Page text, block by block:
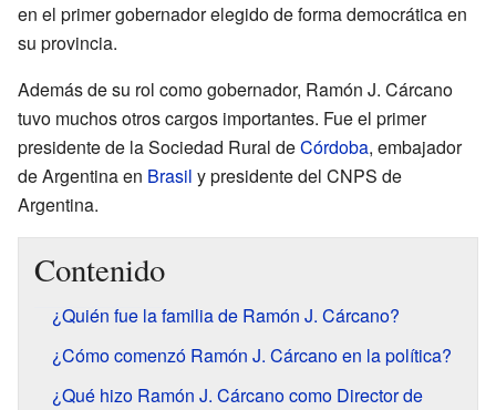
en el primer gobernador elegido de forma democrática en
su provincia.
Además de su rol como gobernador, Ramón J. Cárcano
tuvo muchos otros cargos importantes. Fue el primer
presidente de la Sociedad Rural deCórdoba, embajador
de Argentina en Brasil y presidente del CNPS de
Argentina.
Contenido
¿Quién fue la familia de Ramón J. Cárcano?
¿Cómo comenzó Ramón J. Cárcano en la política?
¿Qué hizo Ramón J. Cárcano como Director de